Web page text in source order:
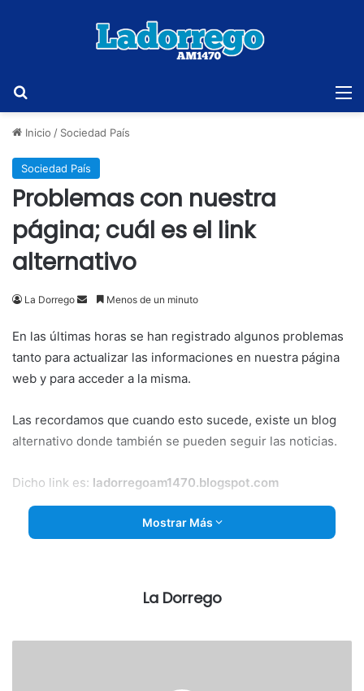
Inicio / Sociedad País
Sociedad País
Problemas con nuestra
página; cuál es el link
alternativo
La Dorrego
Send
email
Menos de un minuto
En las últimas horas se han registrado algunos problemas
tanto para actualizar las informaciones en nuestra página
web y para acceder a la misma.
Las recordamos que cuando esto sucede, existe un blog
alternativo donde también se pueden seguir las noticias.
Dicho link es: ladorregoam1470.blogspot.com
Mostrar Más
La Dorrego